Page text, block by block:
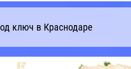
ключ в Краснодаре